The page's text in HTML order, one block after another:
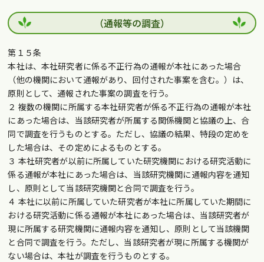
（通報等の調査）
第１５条
本社は、本社研究者に係る不正行為の通報が本社にあった場合
（他の機関において通報があり、回付された事案を含む。）は、
原則として、通報された事案の調査を行う。
２ 複数の機関に所属する本社研究者が係る不正行為の通報が本社
にあった場合は、当該研究者が所属する関係機関と協議の上、合
同で調査を行うものとする。ただし、協議の結果、特段の定めを
した場合は、その定めによるものとする。
３ 本社研究者が以前に所属していた研究機関における研究活動に
係る通報が本社にあった場合は、当該研究機関に通報内容を通知
し、原則として当該研究機関と合同で調査を行う。
４ 本社に以前に所属していた研究者が本社に所属していた期間に
おける研究活動に係る通報が本社にあった場合は、当該研究者が
現に所属する研究機関に通報内容を通知し、原則として当該機関
と合同で調査を行う。ただし、当該研究者が現に所属する機関が
ない場合は、本社が調査を行うものとする。